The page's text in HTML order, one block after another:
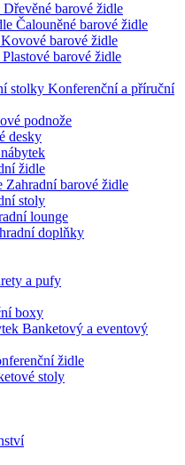
Dřevěné barové židle
Čalouněné barové židle
Kovové barové židle
Plastové barové židle
Konferenční a příruční
podnože
desky
židle
Zahradní barové židle
stoly
lounge
doplňky
a pufy
boxy
Banketový a eventový
židle
stoly